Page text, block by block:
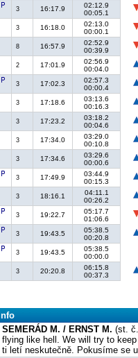
3 16:17.9
02:12.9
00:05.1
3 16:18.0
02:13.0
00:00.1
8 16:57.9
02:52.9
00:39.9
2 17:01.9
02:56.9
00:04.0
3 17:02.3
02:57.3
00:00.4
3 17:18.6
03:13.6
00:16.3
3 17:23.2
03:18.2
00:04.6
3 17:34.0
03:29.0
00:10.8
3 17:34.6
03:29.6
00:00.6
3 17:49.9
03:44.9
00:15.3
3 18:16.1
04:11.1
00:26.2
3 19:22.7
05:17.7
01:06.6
3 19:43.5
05:38.5
00:20.8
3 19:43.5
05:38.5
00:00.0
3 20:20.8
06:15.8
00:37.3
Info
SEMERÁD M. / ERNST M. (st.
flying like hell. We will try to
ti letí neskutečně. Pokusíme se